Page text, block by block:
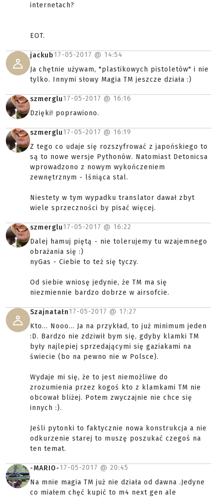
internetach?
EOT.
jackub17-05-2017 @ 14:54
Ja chętnie używam, "plastikowych pistoletów" i nie
tylko. Innymi słowy Magia TM jeszcze działa :)
szmerglu17-05-2017 @ 16:16
Dzięki! poprawiono.
szmerglu17-05-2017 @ 16:19
Z tego co udaje się rozszyfrować z japońskiego to
są to nowe wersje Pythonów. Natomiast Detonicsa
wprowadzono z nowym wykończeniem
zewnętrznym - lśniąca stal.
Niestety w tym wypadku translator dawał zbyt
wiele sprzeczności by pisać więcej.
szmerglu17-05-2017 @ 16:22
Dalej hamuj piętą - nie tolerujemy tu wzajemnego
obrażania się :)
nyGas - Ciebie to też się tyczy.
Od siebie wniosę jedynie, że TM ma się
niezmiennie bardzo dobrze w airsofcie.
Szajnatałn17-05-2017 @ 17:27
Kto... Nooo... Ja na przykład, to już minimum jeden
:D. Bardzo nie zdziwił bym się, gdyby klamki TM
były najlepiej sprzedającymi się gaziakami na
świecie (bo na pewno nie w Polsce).
Wydaje mi się, że to jest niemożliwe do
zrozumienia przez kogoś kto z klamkami TM nie
obcował bliżej. Potem zwyczajnie nie chce się
innych :).
Jeśli pytonki to faktycznie nowa konstrukcja a nie
odkurzenie starej to muszę poszukać czegoś na
ten temat.
-MARIO-17-05-2017 @ 20:45
Na mnie magia TM już nie działa od dawna .Jedyne
co miałem chęć kupić to m4 next gen ale